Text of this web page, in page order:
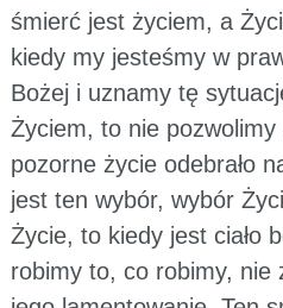
śmierć jest życiem, a
kiedy my jesteśmy w
Bożej i uznamy tę
Życiem, to nie pozwolimy
pozorne życie odebrało
jest ten wybór, wybór
Życie, to kiedy jest ciało
robimy to, co robimy, nie